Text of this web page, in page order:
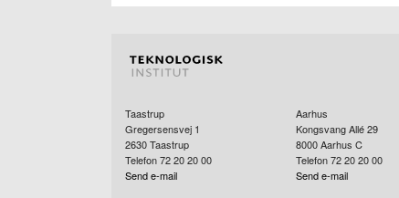
Taastrup
Gregersensvej 1
2630Taastrup
Telefon 72 20 20 00
Send e-mail
Aarhus
Kongsvang Allé 29
8000 Aarhus C
Telefon 72 20 20 00
Send e-mail